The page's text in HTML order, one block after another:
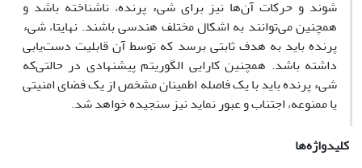
شوند و حرکات آن‌ها نیز برای شی‌ء پرنده، ناشناخته باشد و
همچنین می‌توانند به اشکال مختلف هندسی باشند. نهایتا، شی‌ء
پرنده باید به هدف ثابتی برسد که توسط آن قابلیت دست‌یابی
داشته باشد. همچنین کارایی الگوریتم پیشنهادی در حالتی‌که
شی‌ء پرنده باید با یک فاصله اطمینان مشخص از یک فضای امنیتی
یا ممنوعه، اجتناب و عبور نماید نیز سنجیده خواهد شد.
کلیدواژه‌ها